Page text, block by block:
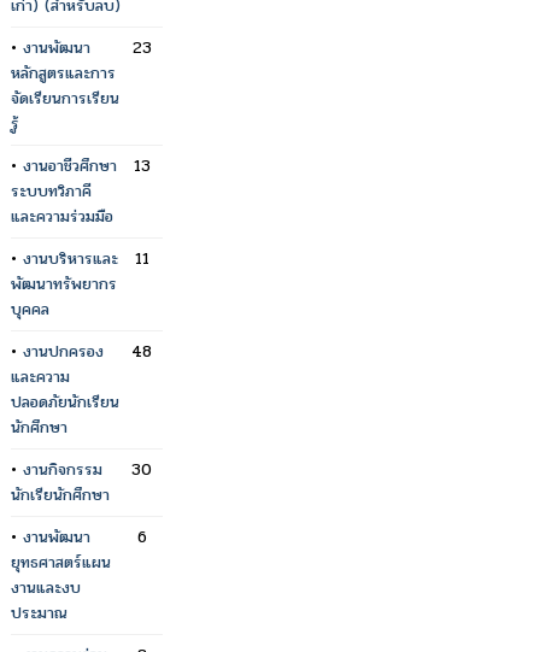
เก่า) (สำหรับลบ)
• งานพัฒนา
หลักสูตรและการ
จัดเรียนการเรียน
รู้
23
• งานอาชีวศึกษา
ระบบทวิภาคี
และความร่วมมือ
13
• งานบริหารและ
พัฒนาทรัพยากร
บุคคล
11
• งานปกครอง
และความ
ปลอดภัยนักเรียน
นักศึกษา
48
• งานกิจกรรม
นักเรียนักศึกษา
30
• งานพัฒนา
ยุทธศาสตร์แผน
งานและงบ
ประมาณ
6